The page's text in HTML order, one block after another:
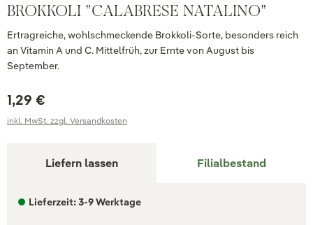
BROKKOLI "CALABRESE NATALINO"
Ertragreiche, wohlschmeckende Brokkoli-Sorte, besonders reich
an Vitamin A und C. Mittelfrüh, zur Ernte von August bis
September.
1,29 €
inkl. MwSt. zzgl. Versandkosten
Liefern lassen Filialbestand
Lieferzeit: 3-9 Werktage